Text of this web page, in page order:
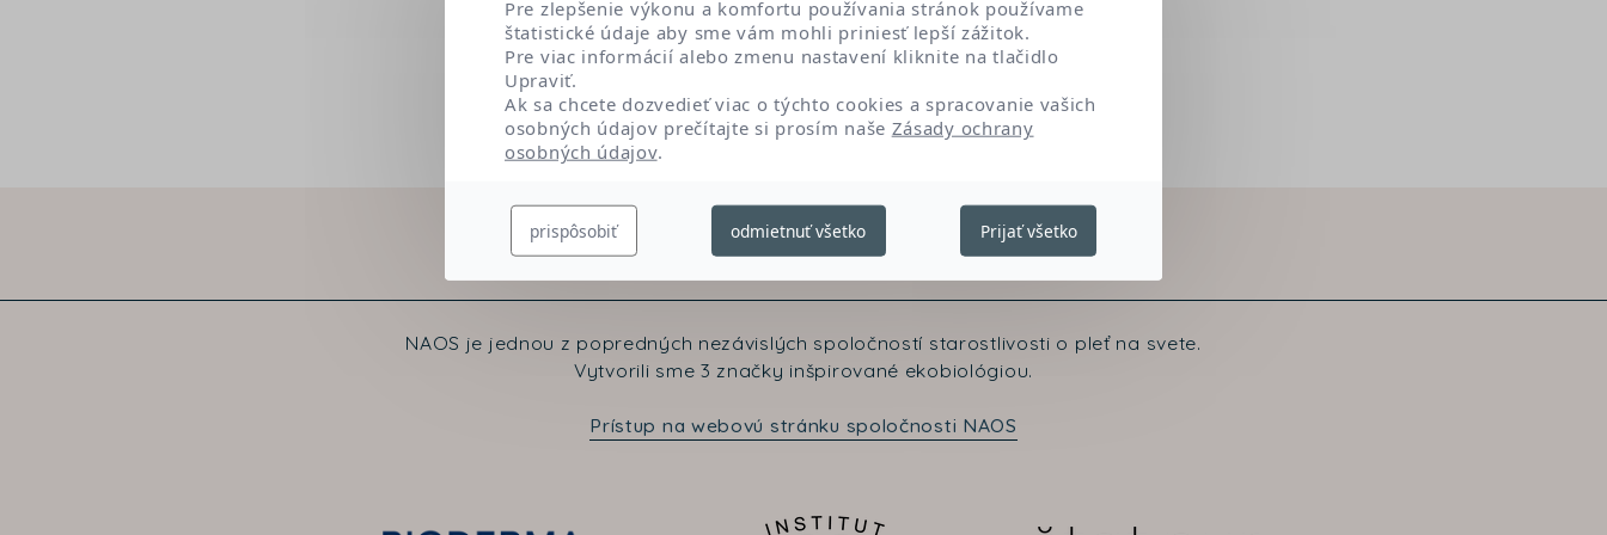
Kontaktujte nás
NAOS je jednou z popredných nezávislých spoločností starostlivosti o pleť na svete.
Vytvorili sme 3 značky inšpirované ekobiológiou.
Prístup na webovú stránku spoločnosti NAOS
Pre zlepšenie výkonu a komfortu používania stránok používame
štatistické údaje aby sme vám mohli priniesť lepší zážitok.
Pre viac informácií alebo zmenu nastavení kliknite na tlačidlo
Upraviť.
Ak sa chcete dozvedieť viac o týchto cookies a spracovanie vašich
osobných údajov prečítajte si prosím naše Zásady ochrany
osobných údajov.
prispôsobiť odmietnuť všetko Prijať všetko